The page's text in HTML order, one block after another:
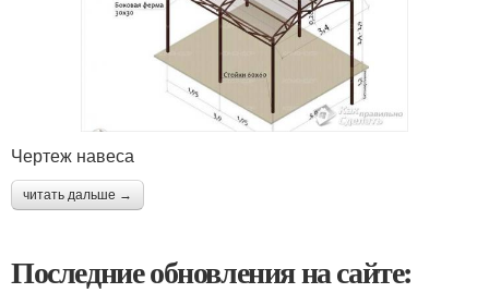
Чертеж навеса
читать дальше →
Последние обновления на сайте: